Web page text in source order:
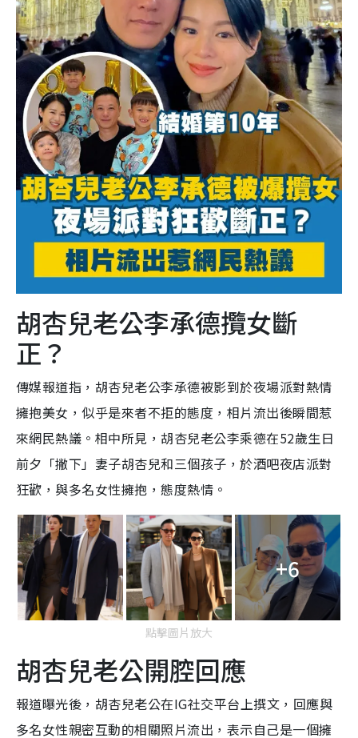
胡杏兒老公李承德攬女斷
正？
傳媒報道指，胡杏兒老公李承德被影到於夜場派對熱情
擁抱美女，似乎是來者不拒的態度，相片流出後瞬間惹
來網民熱議。相中所見，胡杏兒老公李乘德在52歲生日
前夕「撇下」妻子胡杏兒和三個孩子，於酒吧夜店派對
狂歡，與多名女性擁抱，態度熱情。
+6
點擊圖片放大
胡杏兒老公開腔回應
報道曝光後，胡杏兒老公在IG社交平台上撰文，回應與
多名女性親密互動的相關照片流出，表示自己是一個擁